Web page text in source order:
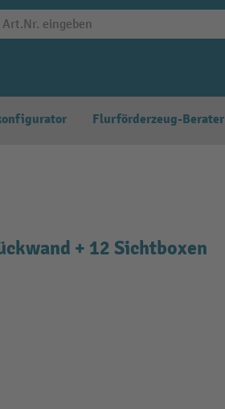
Flurförderzeug-Berater
+ 12 Sichtboxen